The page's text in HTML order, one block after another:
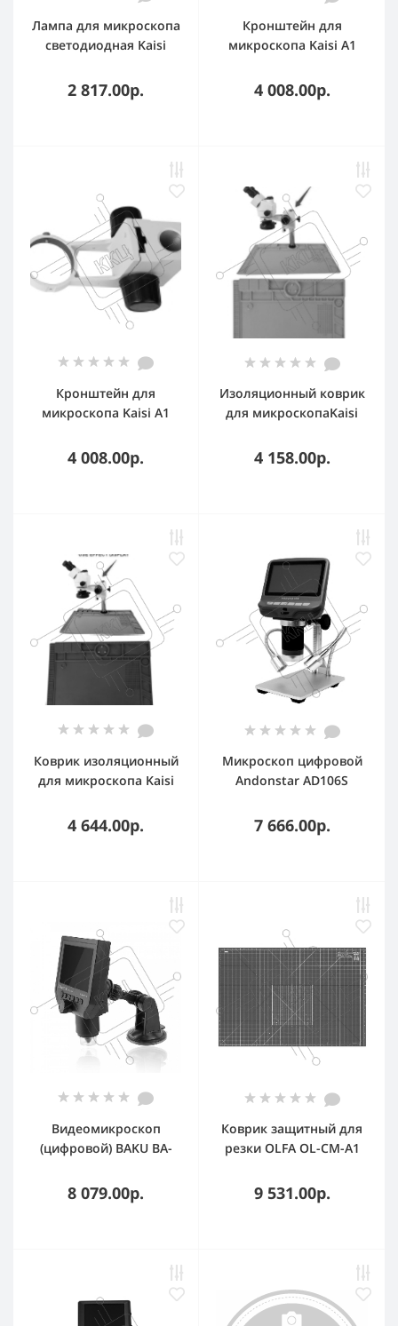
Лампа для микроскопа
светодиодная Kaisi
2 817.00р.
Кронштейн для
микроскопа Kaisi A1
4 008.00р.
Кронштейн для
микроскопа Kaisi A1
4 008.00р.
Изоляционный коврик
для микроскопаKaisi
4 158.00р.
Коврик изоляционный
для микроскопа Kaisi
4 644.00р.
Микроскоп цифровой
Andonstar AD106S
7 666.00р.
Видеомикроскоп
(цифровой) BAKU BA-
8 079.00р.
Коврик защитный для
резки OLFA OL-CM-A1
9 531.00р.